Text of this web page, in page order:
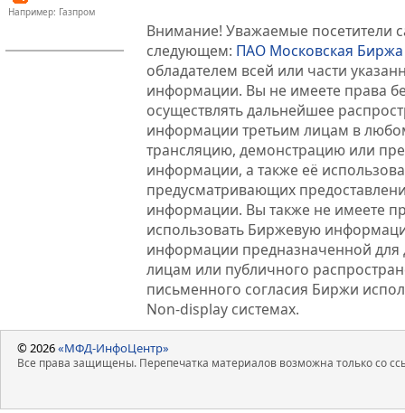
Например: Газпром
Внимание! Уважаемые посетители
следующем: ПАО Московская Биржа
обладателем всей или части
информации. Вы не имеете права
осуществлять дальнейшее
информации третьим лицам в
трансляцию, демонстрацию или
информации, а также её
предусматривающих
информации. Вы также не имеете
использовать Биржевую
информации предназначенной для
лицам или публичного
письменного согласия Биржи
Non-display системах.
© 2026«МФД-ИнфоЦентр»
Все права защищены. Перепечатка материалов возможна только со